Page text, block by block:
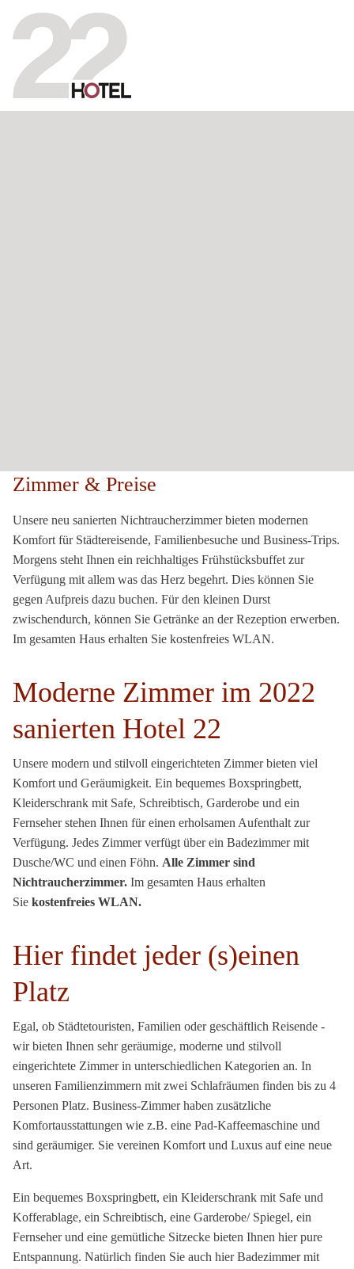
Zimmer & Preise
Unsere neu sanierten Nichtraucherzimmer bieten modernen
Komfort für Städtereisende, Familienbesuche und Business-Trips.
Morgens steht Ihnen ein reichhaltiges Frühstücksbuffet zur
Verfügung mit allem was das Herz begehrt. Dies können Sie
gegen Aufpreis dazu buchen. Für den kleinen Durst
zwischendurch, können Sie Getränke an der Rezeption erwerben.
Im gesamten Haus erhalten Sie kostenfreies WLAN.
Moderne Zimmer im 2022
sanierten Hotel 22
Unsere modern und stilvoll eingerichteten Zimmer bieten viel
Komfort und Geräumigkeit. Ein bequemes Boxspringbett,
Kleiderschrank mit Safe, Schreibtisch, Garderobe und ein
Fernseher stehen Ihnen für einen erholsamen Aufenthalt zur
Verfügung. Jedes Zimmer verfügt über ein Badezimmer mit
Dusche/WC und einen Föhn. Alle Zimmer sind
Nichtraucherzimmer. Im gesamten Haus erhalten
Sie kostenfreies WLAN.
Hier findet jeder (s)einen
Platz
Egal, ob Städtetouristen, Familien oder geschäftlich Reisende -
wir bieten Ihnen sehr geräumige, moderne und stilvoll
eingerichtete Zimmer in unterschiedlichen Kategorien an. In
unseren Familienzimmern mit zwei Schlafräumen finden bis zu 4
Personen Platz. Business-Zimmer haben zusätzliche
Komfortausstattungen wie z.B. eine Pad-Kaffeemaschine und
sind geräumiger. Sie vereinen Komfort und Luxus auf eine neue
Art.
Ein bequemes Boxspringbett, ein Kleiderschrank mit Safe und
Kofferablage, ein Schreibtisch, eine Garderobe/ Spiegel, ein
Fernseher und eine gemütliche Sitzecke bieten Ihnen hier pure
Entspannung. Natürlich finden Sie auch hier Badezimmer mit